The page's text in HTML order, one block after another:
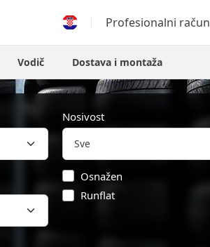
Profesionalni račun
Vodič Dostava i montaža
Nosivost
Osnažen
Runflat